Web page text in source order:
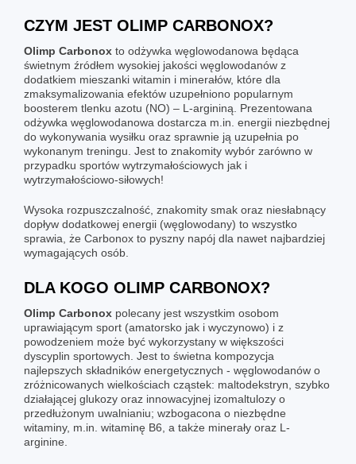
CZYM JEST OLIMP CARBONOX?
Olimp Carbonox to odżywka węglowodanowa będąca
świetnym źródłem wysokiej jakości węglowodanów z
dodatkiem mieszanki witamin i minerałów, które dla
zmaksymalizowania efektów uzupełniono popularnym
boosterem tlenku azotu (NO) – L-argininą. Prezentowana
odżywka węglowodanowa dostarcza m.in. energii niezbędnej
do wykonywania wysiłku oraz sprawnie ją uzupełnia po
wykonanym treningu. Jest to znakomity wybór zarówno w
przypadku sportów wytrzymałościowych jak i
wytrzymałościowo-siłowych!
Wysoka rozpuszczalność, znakomity smak oraz niesłabnący
dopływ dodatkowej energii (węglowodany) to wszystko
sprawia, że Carbonox to pyszny napój dla nawet najbardziej
wymagających osób.
DLA KOGO OLIMP CARBONOX?
Olimp Carbonox polecany jest wszystkim osobom
uprawiającym sport (amatorsko jak i wyczynowo) i z
powodzeniem może być wykorzystany w większości
dyscyplin sportowych. Jest to świetna kompozycja
najlepszych składników energetycznych - węglowodanów o
zróżnicowanych wielkościach cząstek: maltodekstryn, szybko
działającej glukozy oraz innowacyjnej izomaltulozy o
przedłużonym uwalnianiu; wzbogacona o niezbędne
witaminy, m.in. witaminę B6, a także minerały oraz L-
arginine.